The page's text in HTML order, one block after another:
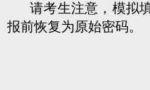
请考生注意，模拟
报前恢复为原始密码。